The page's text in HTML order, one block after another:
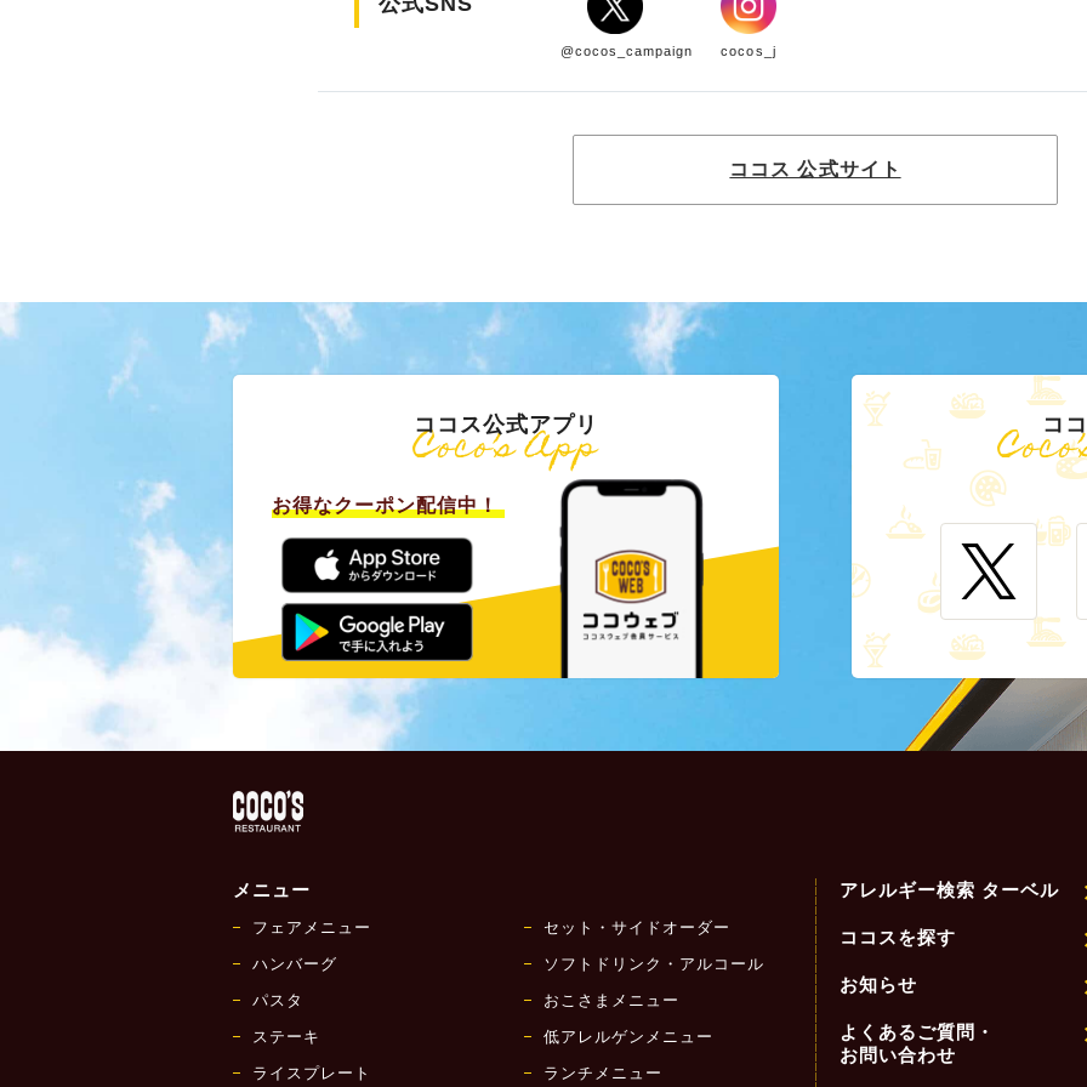
@cocos_campaign cocos_j
ココス 公式サイト
ココス公式アプリ
Coco’s App
お得なクーポン配信中！
コ
メニュー
フェアメニュー
ハンバーグ
パスタ
ステーキ
ライスプレート
セット・サイドオーダー
ソフトドリンク・アルコール
おこさまメニュー
低アレルゲンメニュー
ランチメニュー
アレルギー検索 ターベル
ココスを探す
お知らせ
よくあるご質問・
お問い合わせ